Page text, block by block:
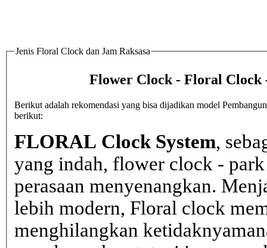
Jenis Floral Clock dan Jam Raksasa
Flower Clock - Floral
Berikut adalah rekomendasi yang bisa dijadikan model
berikut:
FLORAL Clock System,
yang indah, flower clock -
perasaan menyenangkan.
lebih modern, Floral clock
menghilangkan